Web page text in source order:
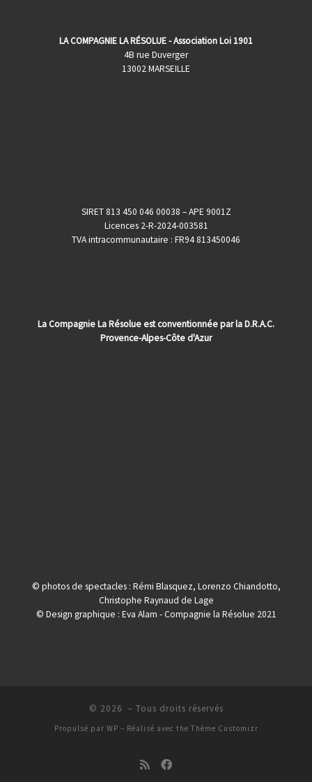
LA COMPAGNIE LA RÉSOLUE - Association Loi 1901
4B rue Duverger
13002 MARSEILLE
SIRET 813 450 046 00038 – APE 9001Z
Licences 2-R-2024-003581
TVA intracommunautaire : FR94 813450046
La Compagnie La Résolue est conventionnée par la D.R.A.C.
Provence-Alpes-Côte d'Azur
© photos de spectacles : Rémi Blasquez, Lorenzo Chiandotto,
Christophe Raynaud de Lage
© Design graphique : Eva Alam - Compagnie la Résolue 2021
© 2026 – Tous droits réservés
Propulsé par WP – Réalisé avec the Thème Customizr